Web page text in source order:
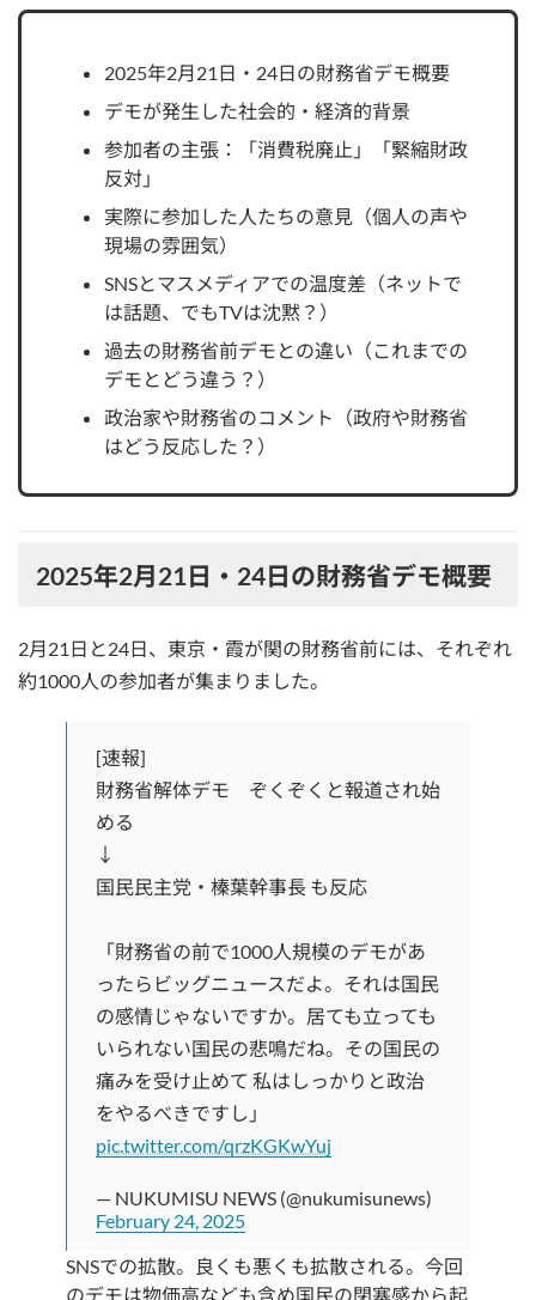
2025年2月21日・24日の財務省デモ概要
デモが発生した社会的・経済的背景
参加者の主張：「消費税廃止」「緊縮財政
反対」
実際に参加した人たちの意見（個人の声や
現場の雰囲気）
SNSとマスメディアでの温度差（ネットで
は話題、でもTVは沈黙？）
過去の財務省前デモとの違い（これまでの
デモとどう違う？）
政治家や財務省のコメント（政府や財務省
はどう反応した？）
2025年2月21日・24日の財務省デモ概要
2月21日と24日、東京・霞が関の財務省前には、それぞれ
約1000人の参加者が集まりました。
[速報]
財務省解体デモ ぞくぞくと報道され始
める
↓
国民民主党・榛葉幹事長 も反応
「財務省の前で1000人規模のデモがあ
ったらビッグニュースだよ。それは国民
の感情じゃないですか。居ても立っても
いられない国民の悲鳴だね。その国民の
痛みを受け止めて 私はしっかりと政治
をやるべきですし」
pic.twitter.com/qrzKGKwYuj
— NUKUMISU NEWS (@nukumisunews)
February 24, 2025
SNSでの拡散。良くも悪くも拡散される。今回
のデモは物価高なども含め国民の閉塞感から起